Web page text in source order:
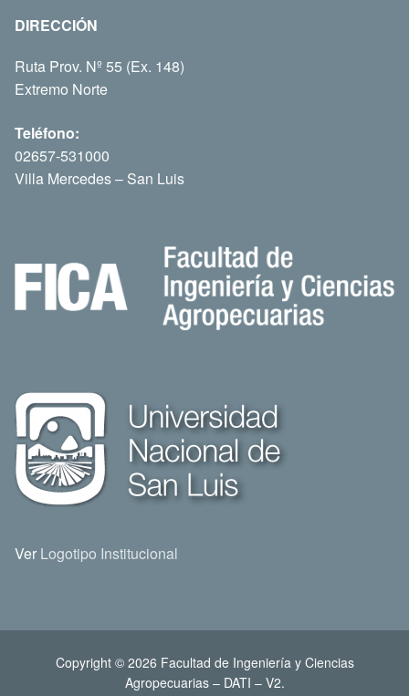
DIRECCIÓN
Ruta Prov. Nº 55 (Ex. 148)
Extremo Norte
Teléfono:
02657-531000
Villa Mercedes – San Luis
Ver Logotipo Institucional
Copyright © 2026 Facultad de Ingeniería y Ciencias
Agropecuarias – DATI – V2.